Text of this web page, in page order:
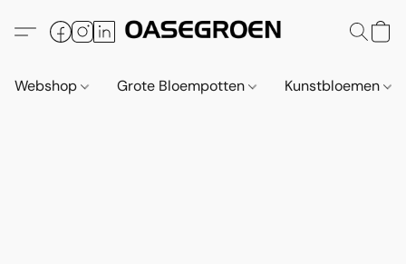
Webshop Grote Bloempotten Kunstbloemen